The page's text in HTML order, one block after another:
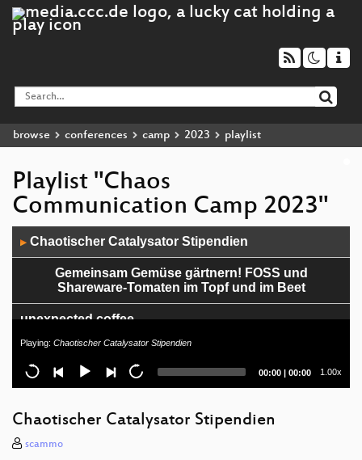
browse conferences camp 2023 playlist
Playlist "Chaos
Communication Camp 2023"
Player
▶ Chaotischer Catalysator Stipendien
Gemeinsam Gemüse gärtnern! FOSS und
Shareware-Tomaten im Topf und im Beet
unexpected coffee
For Fox’s Sake
Freie interaktive Karten mit VersaTiles
c3 NewsShow
How to grow a flow3r
Playing: Chaotischer Catalysator Stipendien
Current
00:00 | Total
00:00 1.00x
Chaotischer Catalysator Stipendien
scammo